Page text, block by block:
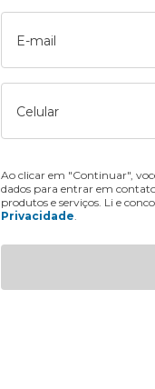
E-mail
Celular
Ao clicar em "Continuar",
dados para entrar em
produtos e serviços. Li e
Privacidade